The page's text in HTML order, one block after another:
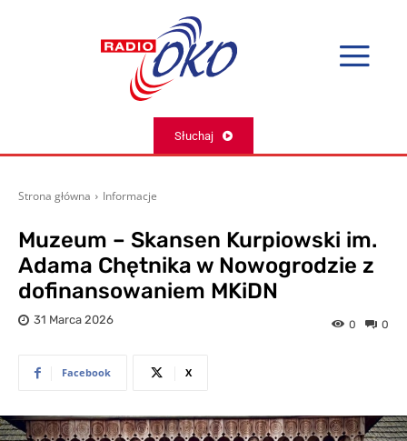
Słuchaj
Strona główna Informacje
Muzeum – Skansen Kurpiowski im.
Adama Chętnika w Nowogrodzie z
dofinansowaniem MKiDN
31 Marca 2026 0
0
Facebook X